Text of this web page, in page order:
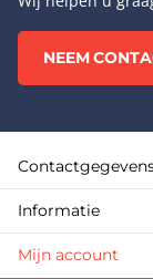
NEEM
Informatie
Mijn account